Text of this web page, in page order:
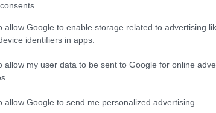
allow Google to enable storage related to advertising
identifiers in apps.
allow my user data to be sent to Google for online
allow Google to send me personalized advertising.
adtak a beruházásnak, egyedül a
ISMERŐSE AUTÓJÁT EGY